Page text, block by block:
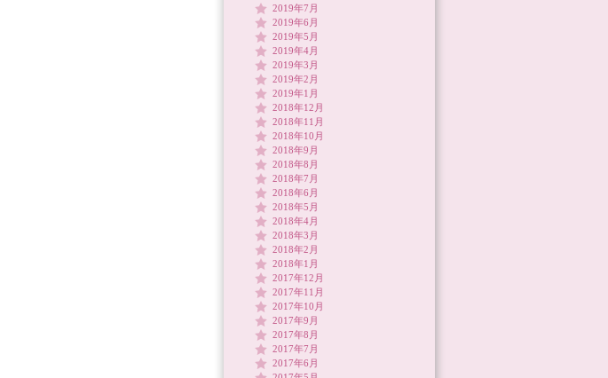
2019年7月
2019年6月
2019年5月
2019年4月
2019年3月
2019年2月
2019年1月
2018年12月
2018年11月
2018年10月
2018年9月
2018年8月
2018年7月
2018年6月
2018年5月
2018年4月
2018年3月
2018年2月
2018年1月
2017年12月
2017年11月
2017年10月
2017年9月
2017年8月
2017年7月
2017年6月